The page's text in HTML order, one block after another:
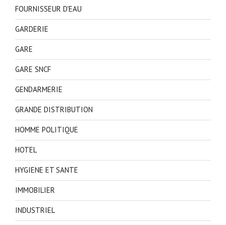
FOURNISSEUR D'EAU
GARDERIE
GARE
GARE SNCF
GENDARMERIE
GRANDE DISTRIBUTION
HOMME POLITIQUE
HOTEL
HYGIENE ET SANTE
IMMOBILIER
INDUSTRIEL